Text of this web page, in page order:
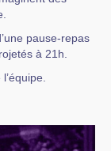
pause-repas
à 21h.